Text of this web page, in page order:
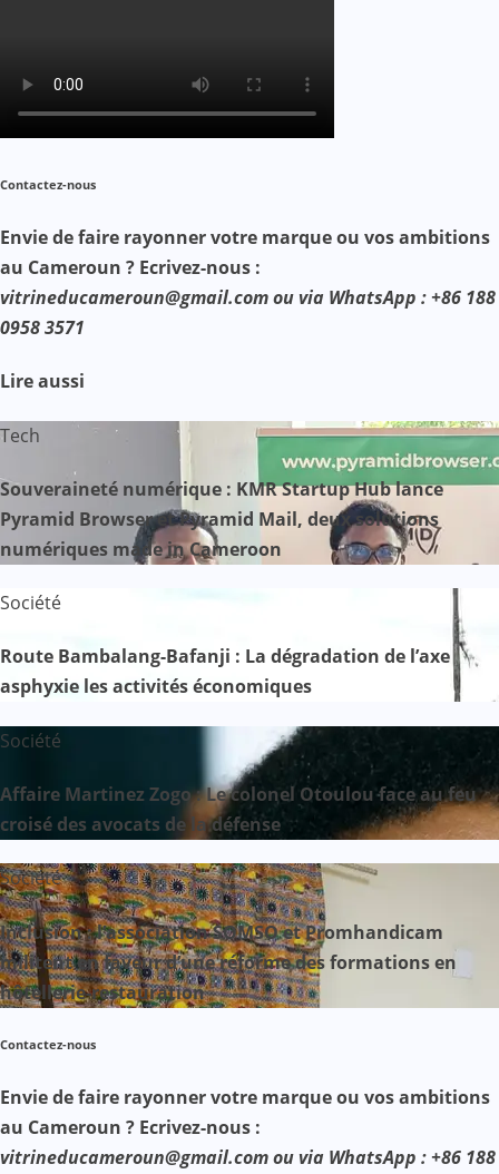
Contactez-nous
Envie de faire rayonner votre marque ou vos ambitions
au Cameroun ? Ecrivez-nous :
vitrineducameroun@gmail.com ou via WhatsApp : +86 188
0958 3571
Lire aussi
Tech
Souveraineté numérique : KMR Startup Hub lance
Pyramid Browser et Pyramid Mail, deux solutions
numériques made in Cameroon
Société
Route Bambalang-Bafanji : La dégradation de l’axe
asphyxie les activités économiques
Société
Affaire Martinez Zogo : Le colonel Otoulou face au feu
croisé des avocats de la défense
Société
Inclusion : l’association SOMSO et Promhandicam
militent en faveur d’une réforme des formations en
hôtellerie-restauration
Contactez-nous
Envie de faire rayonner votre marque ou vos ambitions
au Cameroun ? Ecrivez-nous :
vitrineducameroun@gmail.com ou via WhatsApp : +86 188